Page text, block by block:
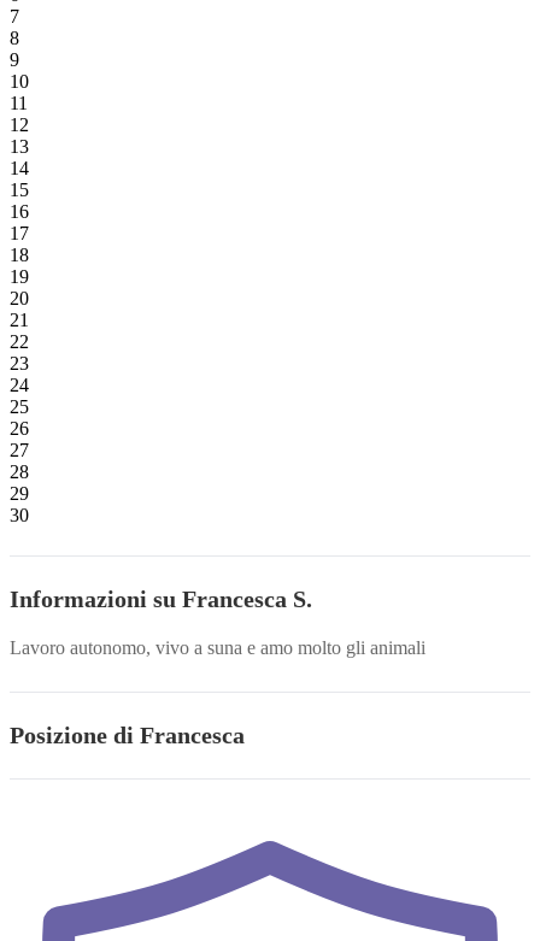
7
8
9
10
11
12
13
14
15
16
17
18
19
20
21
22
23
24
25
26
27
28
29
30
Informazioni su Francesca S.
Lavoro autonomo, vivo a suna e amo molto gli animali
Posizione di Francesca